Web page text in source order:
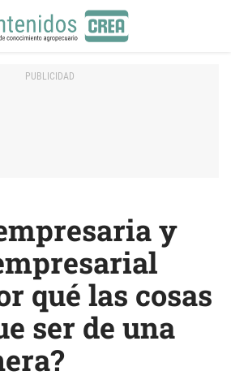
y
qué las cosas
ser de una